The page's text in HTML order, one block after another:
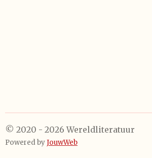
© 2020 - 2026 Wereldliteratuur
Powered byJouwWeb